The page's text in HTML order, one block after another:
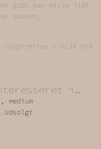
godt kan miste lidt
vasket.
– KLIK HER
i…
Udsolgt